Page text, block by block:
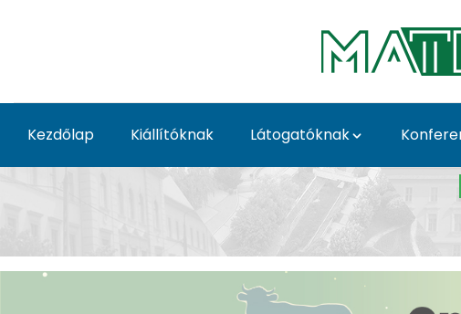
Kezdőlap Kiállítóknak Látogatóknak
Információk és jegyárak -